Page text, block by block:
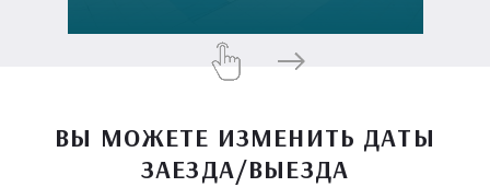
ВЫ МОЖЕТЕ ИЗМЕНИТЬ ДАТЫ
ЗАЕЗДА/ВЫЕЗДА